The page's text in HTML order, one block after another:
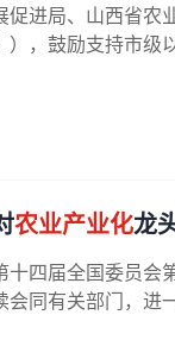
进局、山西省农
），鼓励支持市级
农业产业化龙
四届全国委员
同有关部门，进